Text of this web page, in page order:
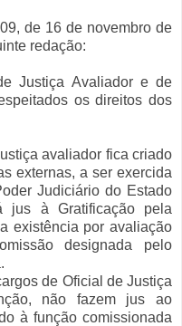
de 16 de novembro de
redação:
Justiça Avaliador e de
os direitos dos
avaliador fica criado
externas, a ser exercida
Judiciário do Estado
jus à Gratificação pela
existência por avaliação
designada pelo
de Oficial de Justiça
não fazem jus ao
à função comissionada